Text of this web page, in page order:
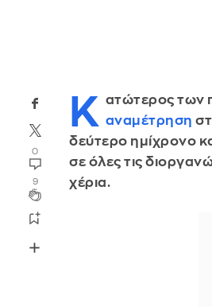
0
9
Κ ατώτερος των
αναμέτρηση
δεύτερο ημίχρονο
σε όλες τις
χέρια.